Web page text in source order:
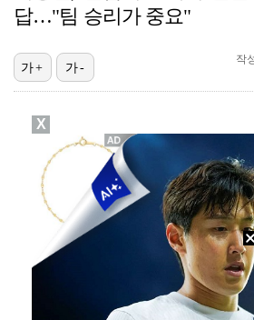
[ST포토] 리센느 메이, '안녕
[ST포토] 제나, '경주공주'
답…"팀 승리가 중요"
작
가+ 가-
X